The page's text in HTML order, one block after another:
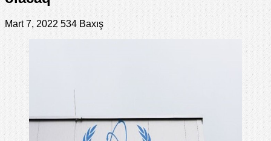
Mart 7, 2022 534 Baxış